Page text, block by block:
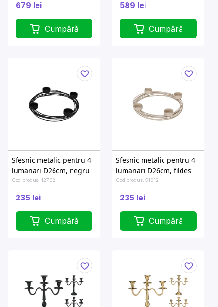
679 lei
Cumpără
589 lei
Cumpără
Sfesnic metalic pentru 4
lumanari D26cm, negru
Cod produs: 12702
235 lei
Cumpără
Sfesnic metalic pentru 4
lumanari D26cm, fildes
Cod produs: 51012
235 lei
Cumpără